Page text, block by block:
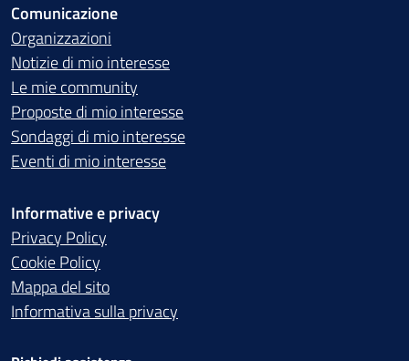
Comunicazione
Organizzazioni
Notizie di mio interesse
Le mie community
Proposte di mio interesse
Sondaggi di mio interesse
Eventi di mio interesse
Informative e privacy
Privacy Policy
Cookie Policy
Mappa del sito
Informativa sulla privacy